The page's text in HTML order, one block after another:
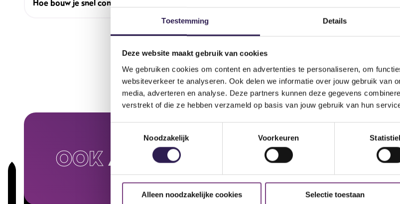
Toestemming Details
Deze website maakt gebruik van cookies
We gebruiken cookies om content en advertenties te personaliseren, om
websiteverkeer te analyseren. Ook delen we informatie over jouw gebruik van
media, adverteren en analyse. Deze partners kunnen deze gegevens
verstrekt of die ze hebben verzameld op basis van jouw gebruik van hun
Noodzakelijk
Voorkeuren
Alleen noodzakelijke cookies Selectie toestaan
Hoe bouw je snel conditie op?
OOKALL-IN FITNESS?